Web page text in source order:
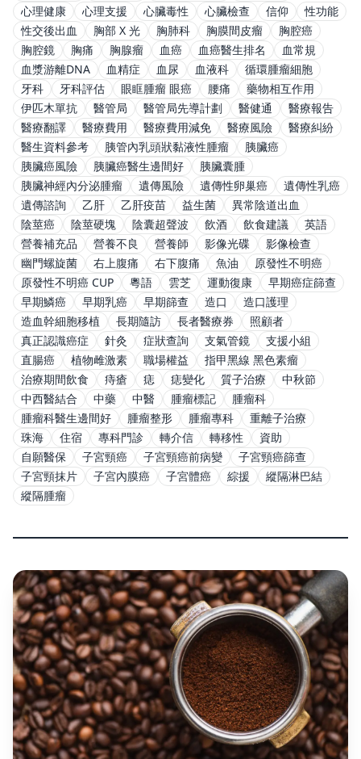
心理健康
心理支援 心臟毒性 心臟檢查 信仰
性功能
性交後出血
胸部 X 光 胸肺科 胸膜間皮瘤
胸腔癌
胸腔鏡
胸痛 胸腺瘤 血癌 血癌醫生排名
血常規
血漿游離DNA
血精症 血尿 血液科
循環腫瘤細胞
牙科
牙科評估 眼眶腫瘤 眼癌 腰痛
藥物相互作用
伊匹木單抗
醫管局 醫管局先導計劃 醫健通
醫療報告
醫療翻譯
醫療費用 醫療費用減免 醫療風險
醫療糾紛
醫生資料參考
胰管內乳頭狀黏液性腫瘤
胰臟癌
胰臟癌風險
胰臟癌醫生邊間好
胰臟囊腫
胰臟神經內分泌腫瘤
遺傳風險 遺傳性卵巢癌
遺傳性乳癌
遺傳諮詢
乙肝 乙肝疫苗 益生菌
異常陰道出血
陰莖癌
陰莖硬塊 陰囊超聲波 飲酒 飲食建議
英語
營養補充品
營養不良 營養師 影像光碟
影像檢查
幽門螺旋菌
右上腹痛 右下腹痛 魚油
原發性不明癌
原發性不明癌 CUP
粵語 雲芝 運動復康
早期癌症篩查
早期鱗癌
早期乳癌 早期篩查 造口
造口護理
造血幹細胞移植
長期隨訪 長者醫療券
照顧者
真正認識癌症
針灸 症狀查詢 支氣管鏡
支援小組
直腸癌
植物雌激素 職場權益
指甲黑線 黑色素瘤
治療期間飲食
痔瘡 痣 痣變化 質子治療
中秋節
中西醫結合
中藥 中醫 腫瘤標記
腫瘤科
腫瘤科醫生邊間好
腫瘤整形 腫瘤專科
重離子治療
珠海
住宿 專科門診 轉介信 轉移性
資助
自願醫保
子宮頸癌 子宮頸癌前病變
子宮頸癌篩查
子宮頸抹片
子宮內膜癌 子宮體癌 綜援
縱隔淋巴結
縱隔腫瘤